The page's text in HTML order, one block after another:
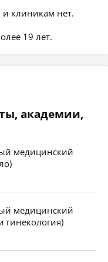
клиникам нет.
19 лет.
академии,
медицинский
медицинский
гинекология)